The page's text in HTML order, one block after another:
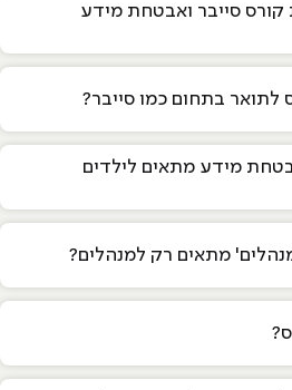
קורס סייבר ואבטחת מידע
לתואר בתחום כמו סייבר?
מידע מתאים לילדים
מתאים רק למנהלים?